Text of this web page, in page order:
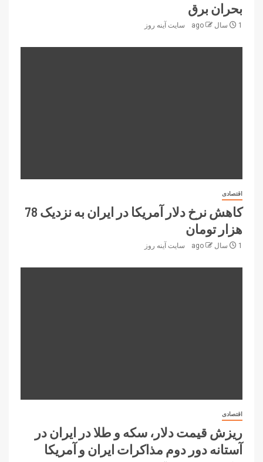
بحران برق
1 سال ago سایت آینه‌ روز
اقتصادی
کاهش نرخ دلار آمریکا در ایران به نزدیک 78
هزار تومان
1 سال ago سایت آینه‌ روز
اقتصادی
ریزش قیمت دلار، سکه و طلا در ایران در
آستانه دور دوم مذاکرات ایران و آمریکا